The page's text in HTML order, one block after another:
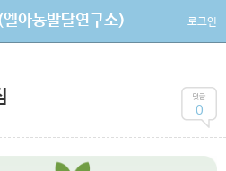
아동발달연구소) 로그인
0